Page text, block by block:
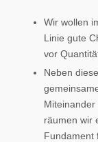
Wir wollen
Linie gute
vor
Neben
Miteinander
räumen wir
Fundament